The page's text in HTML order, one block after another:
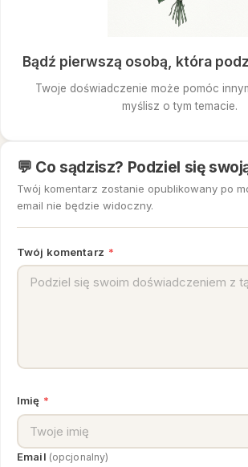
Bądź pierwszą osobą, która
Twoje doświadczenie może pomóc
myślisz o tym temacie.
💬 Co sądzisz? Podziel się
Twój komentarz zostanie opublikowany po
email nie będzie widoczny.
Twój komentarz *
Imię *
Email (opcjonalny)